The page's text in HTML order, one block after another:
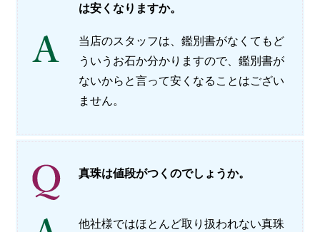
姫路本店へ電話で問い合わせる
明石店へ電話で問い合わせる
は安くなりますか。
当店のスタッフは、鑑別書がなくてもど
ういうお石か分かりますので、鑑別書が
ないからと言って安くなることはござい
ません。
真珠は値段がつくのでしょうか。
他社様ではほとんど取り扱われない真珠